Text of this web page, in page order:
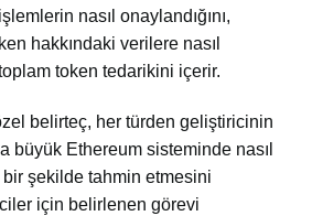
nasıl onaylandığını,
hakkındaki verilere nasıl
token tedarikini içerir.
belirteç, her türden geliştiricinin
büyük Ethereum sisteminde nasıl
bir şekilde tahmin etmesini
için belirlenen görevi